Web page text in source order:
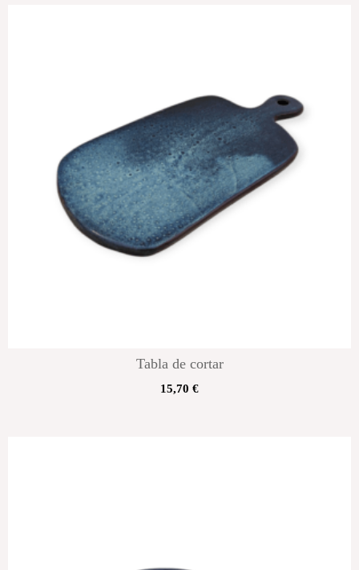
Tabla de cortar
15,70 €